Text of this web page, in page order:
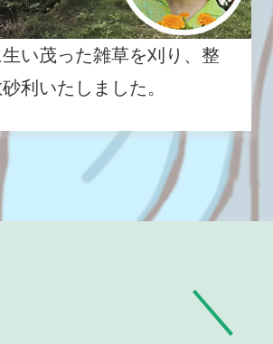
い茂った雑草を刈り、整
利いたしました。